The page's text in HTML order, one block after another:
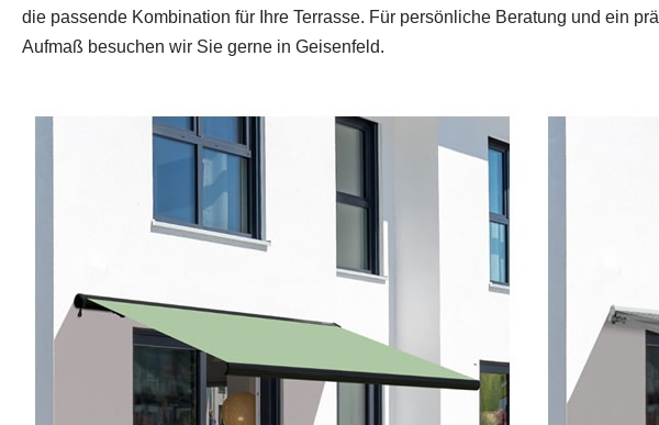
die passende Kombination für Ihre Terrasse. Für persönliche Beratung und ein
Aufmaß besuchen wir Sie gerne in Geisenfeld.